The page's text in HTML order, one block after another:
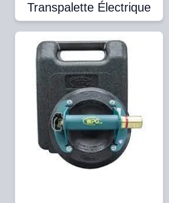
Transpalette Électrique